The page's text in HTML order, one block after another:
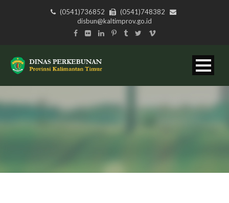
(0541)736852
(0541)748382
disbun@kaltimprov.go.id